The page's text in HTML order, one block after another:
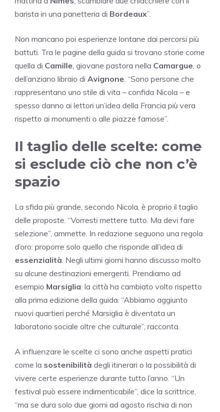
barista in una panetteria di Bordeaux”.
Non mancano poi esperienze lontane dai percorsi più
battuti. Tra le pagine della guida si trovano storie come
quella di Camille , giovane pastora nella Camargue , o
dell’anziano libraio di Avignone . “Sono persone che
rappresentano uno stile di vita – confida Nicola – e
spesso danno ai lettori un’idea della Francia più vera
rispetto ai monumenti o alle piazze famose”.
Il taglio delle scelte: come
si esclude ciò che non c’è
spazio
La sfida più grande, secondo Nicola, è proprio il taglio
delle proposte. “Vorresti mettere tutto. Ma devi fare
selezione”, ammette. In redazione seguono una regola
d’oro: proporre solo quello che risponde all’idea di
essenzialità . Negli ultimi giorni hanno discusso molto
su alcune destinazioni emergenti. Prendiamo ad
esempio Marsiglia: la città ha cambiato volto rispetto
alla prima edizione della guida. “Abbiamo aggiunto
nuovi quartieri perché Marsiglia è diventata un
laboratorio sociale oltre che culturale”, racconta.
A influenzare le scelte ci sono anche aspetti pratici
come la sostenibilità degli itinerari o la possibilità di
vivere certe esperienze durante tutto l’anno. “Un
festival può essere indimenticabile”, dice la scrittrice,
“ma se dura solo due giorni ad agosto rischia di non